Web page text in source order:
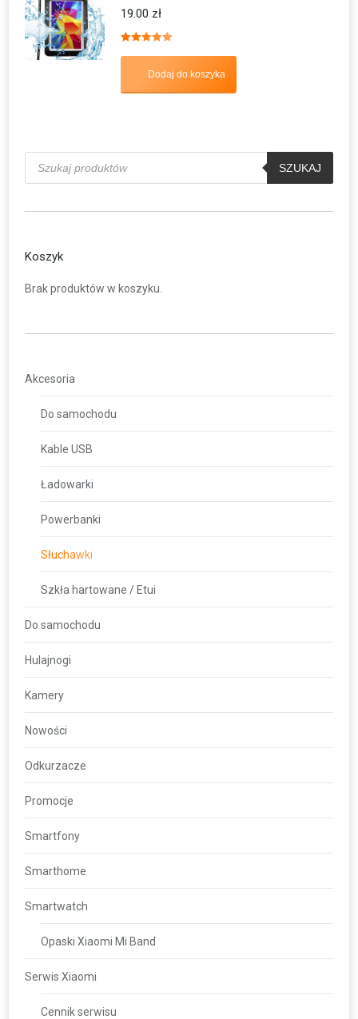
19.00 zł
5.00
Dodaj do koszyka
Wyszukiwarka
produktów
SZUKAJ
Koszyk
Brak produktów w koszyku.
Akcesoria
Do samochodu
Kable USB
Ładowarki
Powerbanki
Słuchawki
Szkła hartowane / Etui
Do samochodu
Hulajnogi
Kamery
Nowości
Odkurzacze
Promocje
Smartfony
Smarthome
Smartwatch
Opaski Xiaomi Mi Band
Serwis Xiaomi
Cennik serwisu